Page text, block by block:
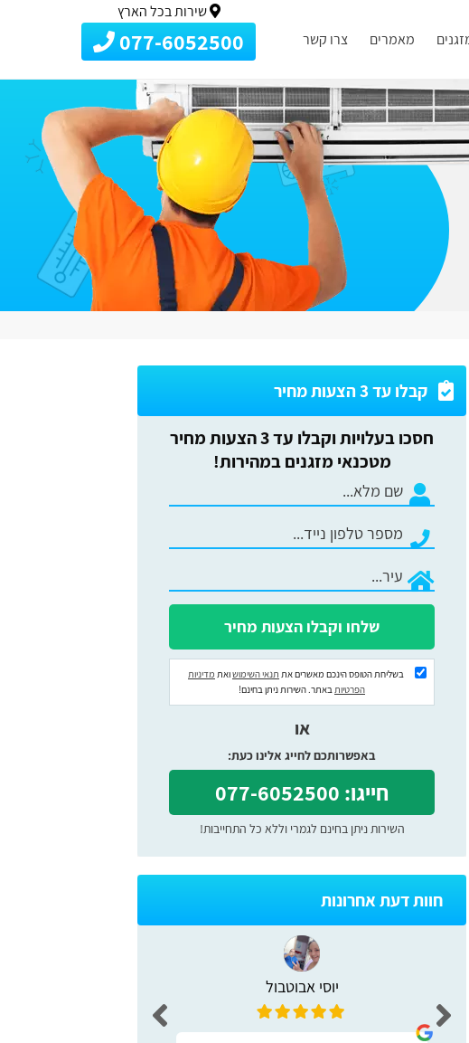
מאמרים צרו קשר
שירות בכל הארץ
077-6052500
קבלו עד 3 הצעות מחיר
חסכו בעלויות וקבלו עד 3 הצעות מחיר
מטכנאי מזגנים במהירות!
בשליחת הטופס הינכם מאשרים את תנאי השימושואת מדיניות
הפרטיותבאתר. השירות ניתן בחינם!
או
באפשרותכם לחייג אלינו כעת:
חייגו: 077-6052500
השירות ניתן בחינם לגמרי וללא כל התחייבות!
חוות דעת אחרונות
יוסי אבוטבול